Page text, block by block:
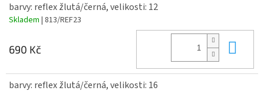
barvy: reflex žlutá/černá, velikosti: 12
Skladem | 813/REF23
690 Kč
barvy: reflex žlutá/černá, velikosti: 16